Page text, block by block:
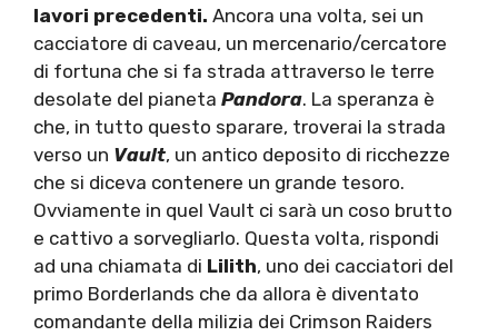
lavori precedenti. Ancora una volta, sei un
cacciatore di caveau, un mercenario/cercatore
di fortuna che si fa strada attraverso le terre
desolate del pianeta Pandora. La speranza è
che, in tutto questo sparare, troverai la strada
verso un Vault, un antico deposito di ricchezze
che si diceva contenere un grande tesoro.
Ovviamente in quel Vault ci sarà un coso brutto
e cattivo a sorvegliarlo. Questa volta, rispondi
ad una chiamata di Lilith, uno dei cacciatori del
primo Borderlands che da allora è diventato
comandante della milizia dei Crimson Raiders